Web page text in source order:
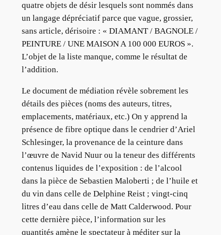
quatre objets de désir lesquels sont nommés dans
un langage dépréciatif parce que vague, grossier,
sans article, dérisoire : « DIAMANT / BAGNOLE /
PEINTURE / UNE MAISON A 100 000 EUROS ».
L’objet de la liste manque, comme le résultat de
l’addition.
Le document de médiation révèle sobrement les
détails des pièces (noms des auteurs, titres,
emplacements, matériaux, etc.) On y apprend la
présence de fibre optique dans le cendrier d’Ariel
Schlesinger, la provenance de la ceinture dans
l’œuvre de Navid Nuur ou la teneur des différents
contenus liquides de l’exposition : de l’alcool
dans la pièce de Sebastien Maloberti ; de l’huile et
du vin dans celle de Delphine Reist ; vingt-cinq
litres d’eau dans celle de Matt Calderwood. Pour
cette dernière pièce, l’information sur les
quantités amène le spectateur à méditer sur la